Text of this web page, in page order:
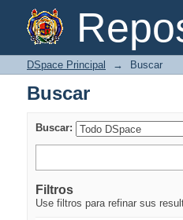
Buscar
DSpace Principal → Buscar
Buscar
Buscar:
Filtros
Use filtros para refinar sus